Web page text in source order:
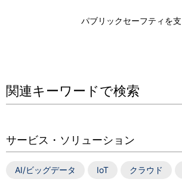
パブリックセーフティを
関連キーワードで検索
サービス・ソリューション
AI/ビッグデータ IoT クラウド